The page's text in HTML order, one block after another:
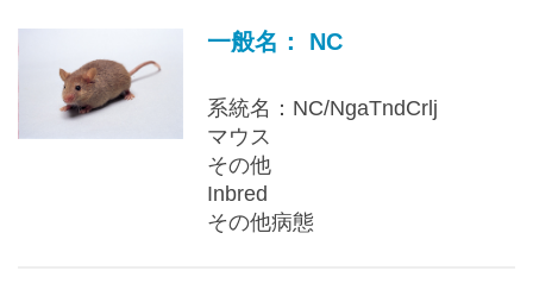
一般名： NC
系統名：NC/NgaTndCrlj
マウス
その他
Inbred
その他病態